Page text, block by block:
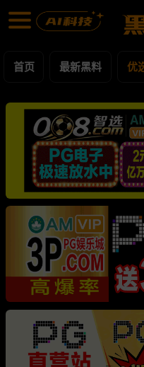
优选投放区 每日更新黑料吃
首页 最新黑料 优